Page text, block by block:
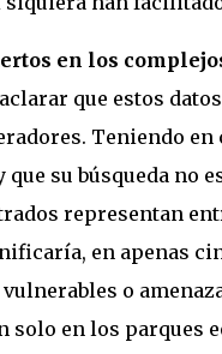
en los
que estos
Teniendo en
su búsqueda no
representan
en apenas
o
solo en los parques